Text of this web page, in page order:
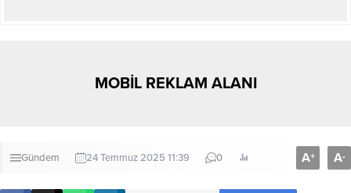
MOBİL REKLAM ALANI
Gündem 24 Temmuz 2025 11:39 0 A+ A-